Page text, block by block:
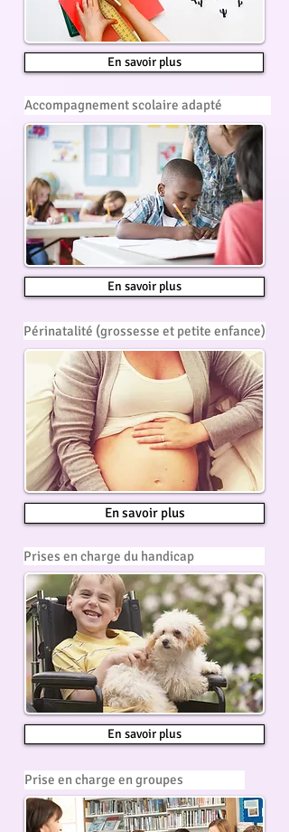
En savoir plus
En savoir plus
Accompagnement scolaire adapté
En savoir plus
Périnatalité (grossesse et petite enfance)
En savoir plus
Prises en charge du handicap
Prise en charge en groupes